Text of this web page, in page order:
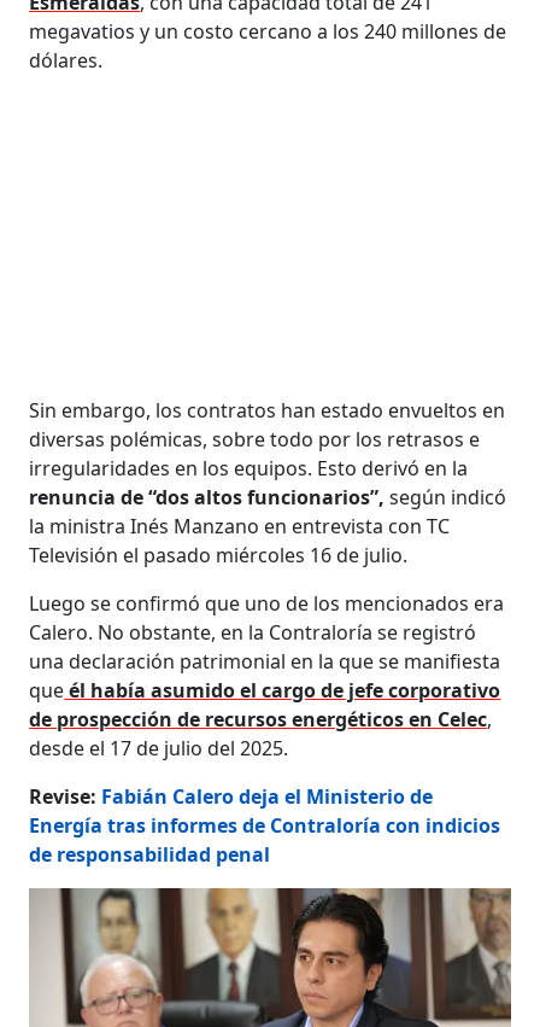
megavatios y un costo cercano a los 240 millones de
dólares.
Sin embargo, los contratos han estado envueltos en
diversas polémicas, sobre todo por los retrasos e
irregularidades en los equipos. Esto derivó en la
renuncia de “dos altos funcionarios”, según indicó
la ministra Inés Manzano en entrevista con TC
Televisión el pasado miércoles 16 de julio.
Luego se confirmó que uno de los mencionados era
Calero. No obstante, en la Contraloría se registró
una declaración patrimonial en la que se manifiesta
queél había asumido el cargo de jefe corporativo
de prospección de recursos energéticos en Celec,
desde el 17 de julio del 2025.
Revise: Fabián Calero deja el Ministerio de
Energía tras informes de Contraloría con indicios
de responsabilidad penal​​​​​​